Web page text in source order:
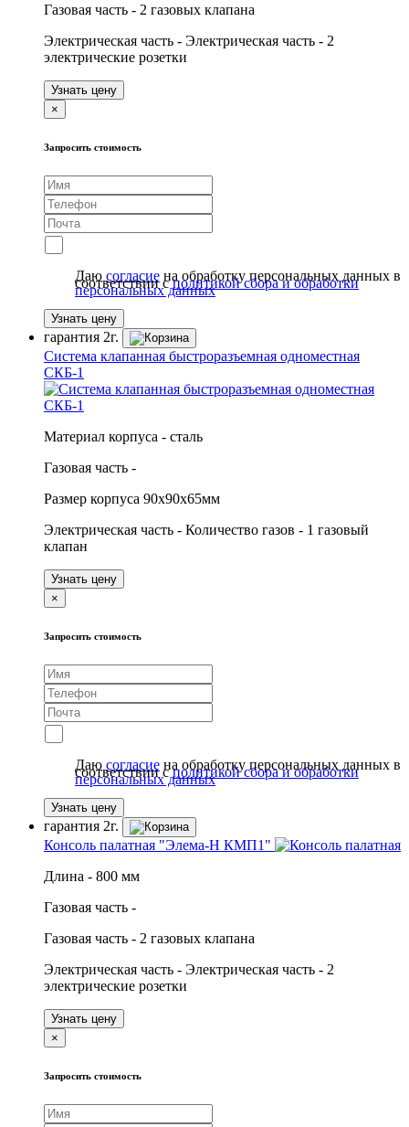
Газовая часть - 2 газовых клапана
Электрическая часть - Электрическая часть - 2
электрические розетки
Узнать цену
×
Запросить стоимость
Даю согласие на обработку персональных данных в
соответствии сполитикой сбора и обработки
персональных данных
Узнать цену
гарантия 2г.
Система клапанная быстроразъемная одноместная
СКБ-1
Материал корпуса - сталь
Газовая часть -
Размер корпуса 90х90х65мм
Электрическая часть - Количество газов - 1 газовый
клапан
Узнать цену
×
Запросить стоимость
Даю согласие на обработку персональных данных в
соответствии сполитикой сбора и обработки
персональных данных
Узнать цену
гарантия 2г.
Консоль палатная "Элема-Н КМП1"
Длина - 800 мм
Газовая часть -
Газовая часть - 2 газовых клапана
Электрическая часть - Электрическая часть - 2
электрические розетки
Узнать цену
×
Запросить стоимость